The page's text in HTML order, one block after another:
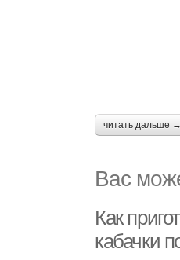
читать дальше →
Вас
Как
кабачки